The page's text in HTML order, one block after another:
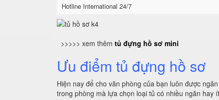
Hotline International 24/7
>>>>> xem thêm tủ đựng hồ sơ mini
Ưu điểm tủ đựng hồ sơ
Hiện nay để cho văn phòng của bạn luôn được
trong phòng mà lựa chọn loại tủ có nhiều ngăn hay